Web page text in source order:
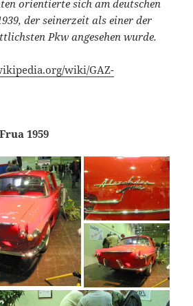
orientierte sich am deutschen
der seinerzeit als einer der
Pkw angesehen wurde.
wiki/GAZ-
1959